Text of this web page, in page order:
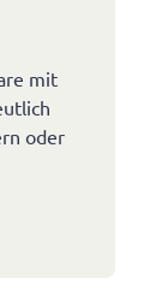
mit
oder